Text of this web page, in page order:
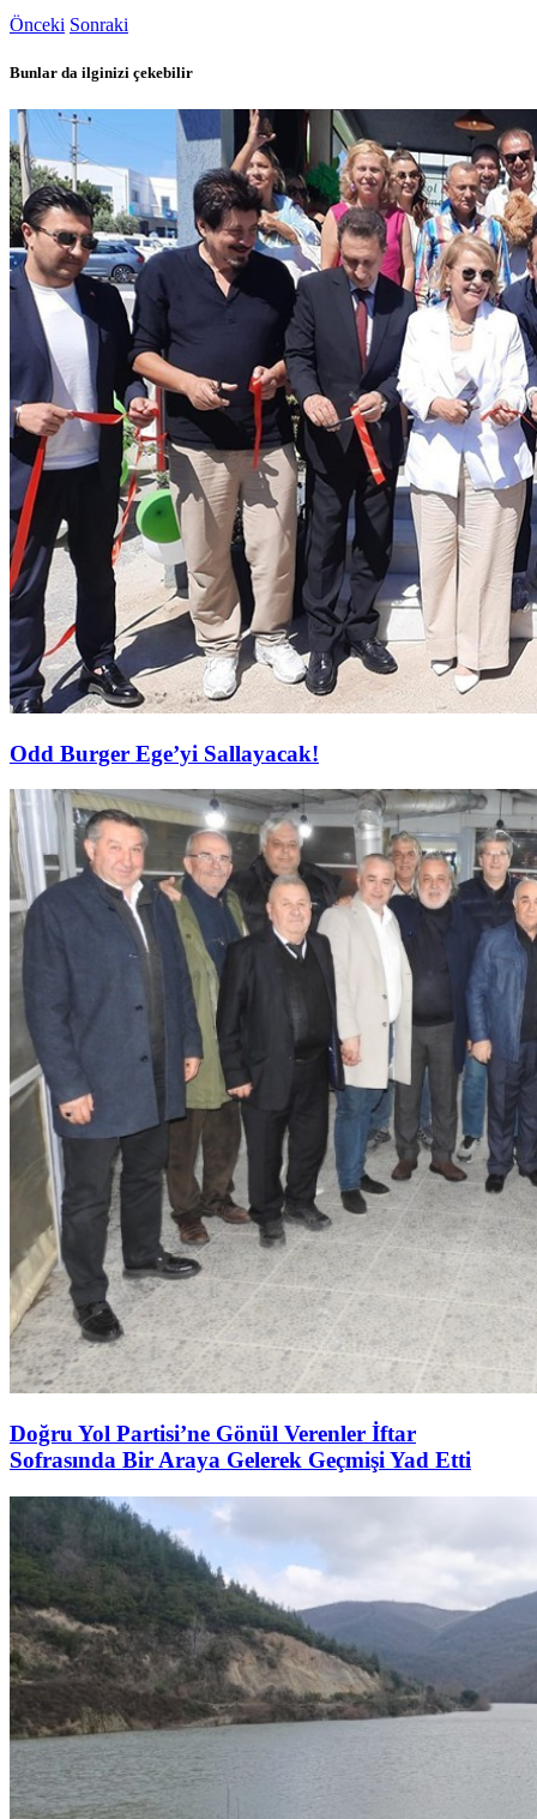
Önceki Sonraki
Bunlar da ilginizi çekebilir
Odd Burger Ege’yi Sallayacak!
Doğru Yol Partisi’ne Gönül Verenler İftar
Sofrasında Bir Araya Gelerek Geçmişi Yad Etti